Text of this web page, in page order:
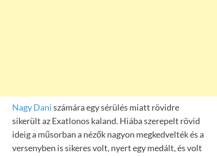
Nagy Daniszámára egy sérülés miatt rövidre
sikerült az Exatlonos kaland. Hiába szerepelt rövid
ideig a műsorban a nézők nagyon megkedvelték és a
versenyben is sikeres volt, nyert egy medált, és volt